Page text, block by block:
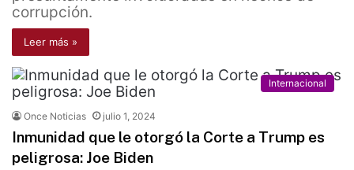
corrupción.
Leer más »
Internacional
Once Noticias julio 1, 2024
Inmunidad que le otorgó la Corte a Trump es
peligrosa: Joe Biden